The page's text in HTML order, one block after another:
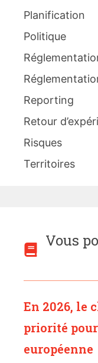
Planification
Politique
Reporting
Retour
Risques
Territoires
Vous
En 2026, le
priorité
européenne